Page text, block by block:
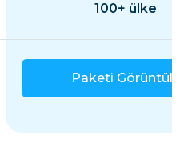
100+ ülke
Paketi Görüntüle